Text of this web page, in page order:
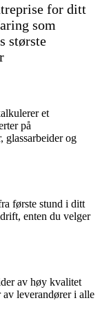
for ditt
som
største
et
på
glassarbeider og
første stund i ditt
enten du velger
av høy kvalitet
av leverandører i alle